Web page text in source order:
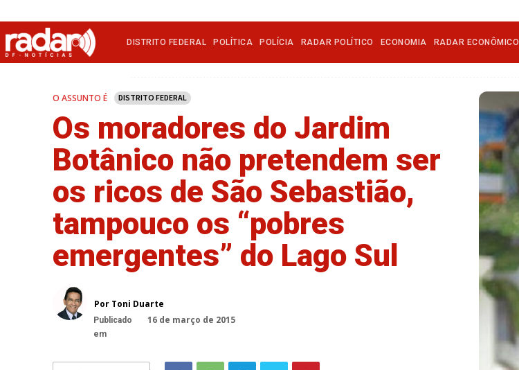
DISTRITO FEDERAL POLÍTICA POLÍCIA RADAR POLÍTICO ECONOMIA RADAR ECONÔMICO
O ASSUNTO É DISTRITO FEDERAL
Os moradores do Jardim
Botânico não pretendem ser
os ricos de São Sebastião,
tampouco os “pobres
emergentes” do Lago Sul
Por Toni Duarte
Publicado
em
16 de março de 2015